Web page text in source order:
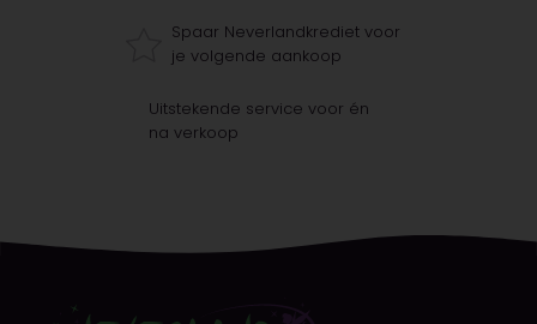
Spaar Neverlandkrediet voor
je volgende aankoop
Uitstekende service voor én
na verkoop